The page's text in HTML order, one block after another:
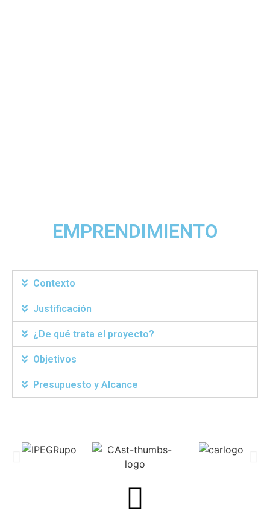
EMPRENDIMIENTO
Contexto
Justificación
¿De qué trata el proyecto?
Objetivos
Presupuesto y Alcance